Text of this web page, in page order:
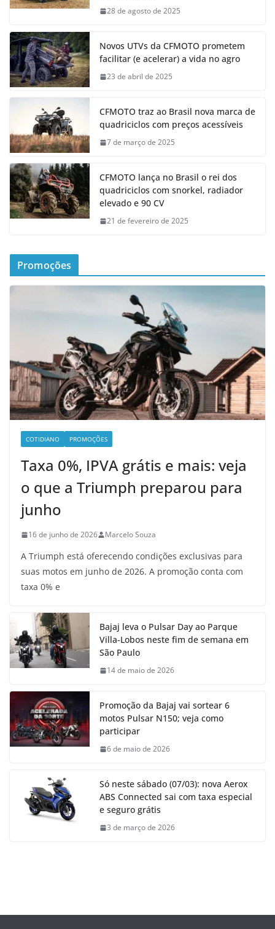
28 de agosto de 2025
Novos UTVs da CFMOTO prometem
facilitar (e acelerar) a vida no agro
23 de abril de 2025
CFMOTO traz ao Brasil nova marca de
quadriciclos com preços acessíveis
7 de março de 2025
CFMOTO lança no Brasil o rei dos
quadriciclos com snorkel, radiador
elevado e 90 CV
21 de fevereiro de 2025
Promoções
COTIDIANO PROMOÇÕES
Taxa 0%, IPVA grátis e mais: veja
o que a Triumph preparou para
junho
16 de junho de 2026 Marcelo Souza
A Triumph está oferecendo condições exclusivas para
suas motos em junho de 2026. A promoção conta com
taxa 0% e
Bajaj leva o Pulsar Day ao Parque
Villa-Lobos neste fim de semana em
São Paulo
14 de maio de 2026
Promoção da Bajaj vai sortear 6
motos Pulsar N150; veja como
participar
6 de maio de 2026
Só neste sábado (07/03): nova Aerox
ABS Connected sai com taxa especial
e seguro grátis
3 de março de 2026